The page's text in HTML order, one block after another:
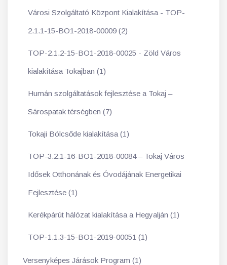
Városi Szolgáltató Központ Kialakítása - TOP-
2.1.1-15-BO1-2018-00009 (2)
TOP-2.1.2-15-BO1-2018-00025 - Zöld Város
kialakítása Tokajban (1)
Humán szolgáltatások fejlesztése a Tokaj –
Sárospatak térségben (7)
Tokaji Bölcsőde kialakítása (1)
TOP-3.2.1-16-BO1-2018-00084 – Tokaj Város
Idősek Otthonának és Óvodájának Energetikai
Fejlesztése (1)
Kerékpárút hálózat kialakítása a Hegyalján (1)
TOP-1.1.3-15-BO1-2019-00051 (1)
Versenyképes Járások Program (1)